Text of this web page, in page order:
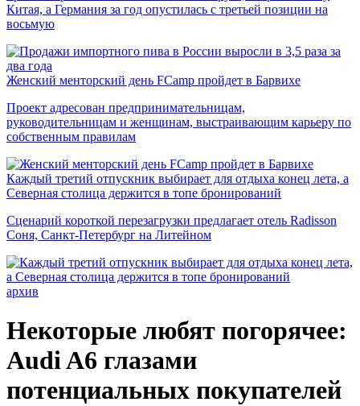
Китая, а Германия за год опустилась с третьей позиции на
восьмую
Женский менторский день FCamp пройдет в Барвихе
Проект адресован предпринимательницам,
руководительницам и женщинам, выстраивающим карьеру по
собственным правилам
Каждый третий отпускник выбирает для отдыха конец лета, а
Северная столица держится в топе бронирований
Сценарий короткой перезагрузки предлагает отель Radisson
Соня, Санкт-Петербург на Литейном
архив
Некоторые любят погорячее:
Audi A6 глазами
потенциальных покупателей